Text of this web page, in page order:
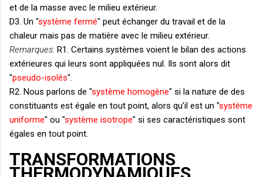
et de la masse avec le milieu extérieur.
D3. Un "système fermé" peut échanger du travail et de la
chaleur mais pas de matière avec le milieu extérieur.
Remarques: R1. Certains systèmes voient le bilan des actions
extérieures qui leurs sont appliquées nul. Ils sont alors dit
"pseudo-isolés".
R2. Nous parlons de "système homogène" si la nature de des
constituants est égale en tout point, alors qu'il est un "système
uniforme" ou "système isotrope" si ses caractéristiques sont
égales en tout point.
TRANSFORMATIONS